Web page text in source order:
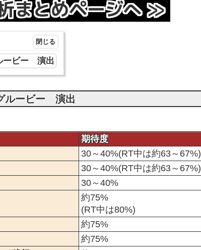
ービー 演出
ルービー 演出
期待度
30～40%(RT中は約63～67%)
30～40%(RT中は約63～67%)
30～40%
約75%
(RT中は80%)
約75%
約75%